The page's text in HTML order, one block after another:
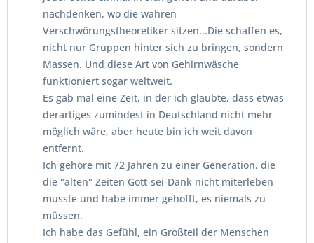
nachdenken, wo die wahren
Verschwörungstheoretiker sitzen...Die schaffen es,
nicht nur Gruppen hinter sich zu bringen, sondern
Massen. Und diese Art von Gehirnwäsche
funktioniert sogar weltweit.
Es gab mal eine Zeit, in der ich glaubte, dass etwas
derartiges zumindest in Deutschland nicht mehr
möglich wäre, aber heute bin ich weit davon
entfernt.
Ich gehöre mit 72 Jahren zu einer Generation, die
die "alten" Zeiten Gott-sei-Dank nicht miterleben
musste und habe immer gehofft, es niemals zu
müssen.
Ich habe das Gefühl, ein Großteil der Menschen